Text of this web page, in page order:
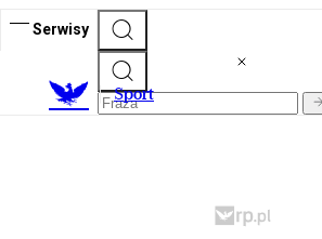
Serwisy
Sport